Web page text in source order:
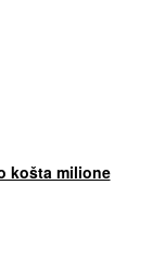
košta milione